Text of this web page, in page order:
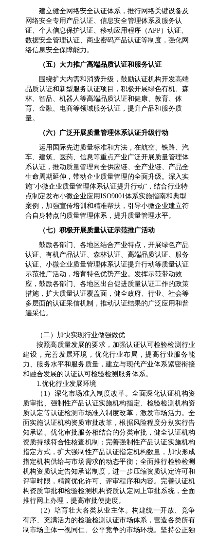
建立健全网络安全认证体系，推行网络关键设备及
网络安全专用产品认证、信息安全管理体系及服务认
证、个人信息保护认证、移动应用程序（APP）认证、
数据安全管理认证、商业密码产品认证等制度，强化网
络信息安全保障能力。
（五）大力推广高端品质认证和服务认证
围绕扩大内需和消费升级，鼓励认证机构开发高端
品质认证和新型服务认证项目，积极开展绿色有机、森
林、智品、机器人等高端品质认证和健康、教育、体
育、金融、电商等领域服务认证，提升产品和服务质
量。
（六）广泛开展质量管理体系认证升级行动
运用国际先进质量标准和方法，在航空、铁路、汽
车、建筑、医药、信息等重点产业广泛开展质量管理体
系认证，推动质量管理向全供应链、全产业链、产品全
生命周期延伸，带动企业质量管理的全面升级。深入实
施“小微企业质量管理体系认证提升行动”，结合行业特
点制定发布小微企业应用ISO9001体系实施指南和典型
案例，加强宣传培训和精准帮扶，引导小微企业建立符
合自身特点的质量管理体系，提升质量管理水平。
（七）积极开展质量认证示范推广活动
鼓励各部门、各地区结合产业特点，开展绿色产品
认证、有机产品认证、森林认证、高端品质认证、服务
认证、小微企业质量管理体系认证提升行动等质量认证
示范推广活动，培育特色优势产业。发挥示范带动效
应，鼓励各部门、各地区出台促进质量认证工作的政策
措施，扩大质量认证覆盖面，健全政府、行业、社会等
多层面的认证采信机制，推动认证结果的广泛应用和普
遍采信。
（二）加快实现行业做强做优
按照高质量发展的要求，加强认证认可检验检测行业
建设，完善发展环境，优化行业布局，提高行业服务能
力、服务水平和服务质量，建立与现代产业体系紧密衔接
和融合发展的认证认可检验检测服务体系。
1.优化行业发展环境
（1）深化市场准入制度改革。全面深化认证机构资
质审批、强制性产品认证实施机构指定、检验检测机构资
质认定等认证检测市场准入制度改革，激发市场活力。全
面实施认证机构资质审批改革，根据风险程度分别实行告
知承诺、优化审批服务相结合的分类审批，健全认证机构
资质持续符合性核查机制；完善强制性产品认证实施机构
指定方式，扩大强制性产品认证指定机构数量，加快形成
指定机构供给与市场需求的动态平衡；全面推行检验检测
机构资质认定告知承诺制度，进一步压缩资质认定许可和
评审时限，精简优化许可、评审程序和内容。完善认证机
构资质审批和检验检测机构资质认定网上审批系统，全面
推行网上办理，提高审批便捷度。
（2）培育壮大各类从业主体。构建统一开放、竞争
有序、充满活力的检验检测认证市场体系，营造各类所有
制市场主体一视同仁、公平竞争的市场环境。坚持公正独